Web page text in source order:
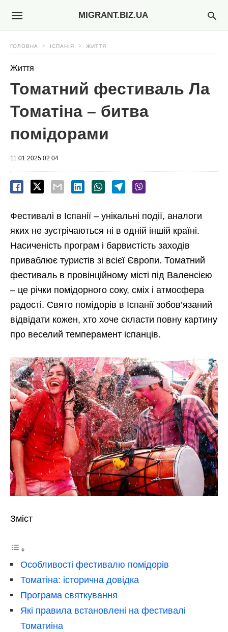
MIGRANT.BIZ.UA
ГОЛОВНА ІСПАНІЯ ЖИТТЯ
Життя
Томатний фестиваль Ла
Томатіна – битва
помідорами
11.01.2025 02:04
Фестивалі в Іспанії – унікальні події, аналоги
яких не зустрічаються ні в одній іншій країні.
Насиченість програм і барвистість заходів
приваблює туристів зі всієї Європи. Томатний
фестиваль в провінційному місті під Валенсією
– це річки помідорного соку, сміх і атмосфера
радості. Свято помідорів в Іспанії зобов’язаний
відвідати кожен, хто хоче скласти повну картину
про веселий темперамент іспанців.
Зміст
Особливості фестивалю помідорів
Томатіна: історична довідка
Програма святкування
Які правила встановлені на фестивалі
Томатиіна